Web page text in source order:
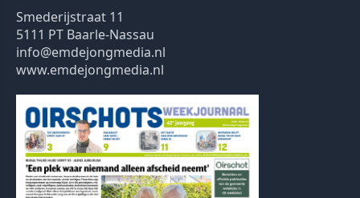
Smederijstraat 11
5111 PT Baarle-Nassau
info@emdejongmedia.nl
www.emdejongmedia.nl